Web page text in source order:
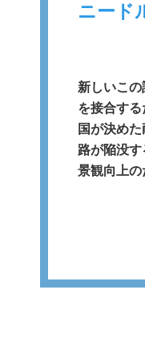
ニード
新しいこ
を接合する
国が決め
路が陥没
景観向上の